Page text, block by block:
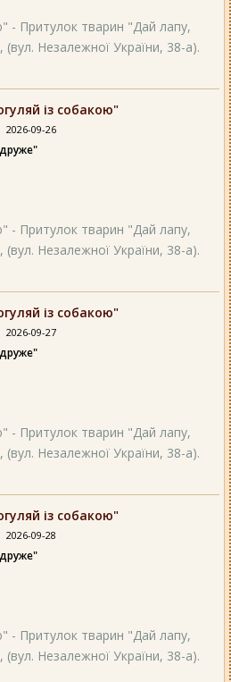
- Притулок тварин "Дай лапу,
Незалежної України, 38-а).
із собакою"
2026-09-26
- Притулок тварин "Дай лапу,
Незалежної України, 38-а).
із собакою"
2026-09-27
- Притулок тварин "Дай лапу,
Незалежної України, 38-а).
із собакою"
2026-09-28
- Притулок тварин "Дай лапу,
Незалежної України, 38-а).